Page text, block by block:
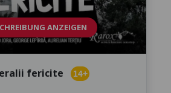
ANZEIGEN
fericite 14+